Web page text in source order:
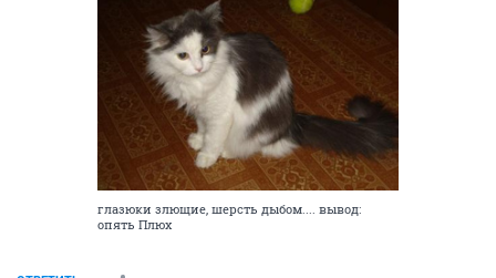
глазюки злющие, шерсть дыбом.... вывод:
опять Плюх